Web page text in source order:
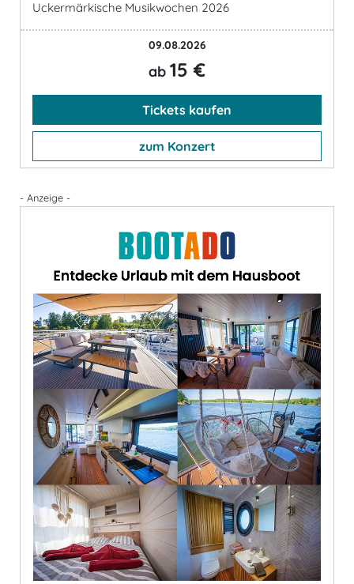
Uckermärkische Musikwochen 2026
09.08.2026
ab 15 €
Tickets kaufen
zum Konzert
- Anzeige -